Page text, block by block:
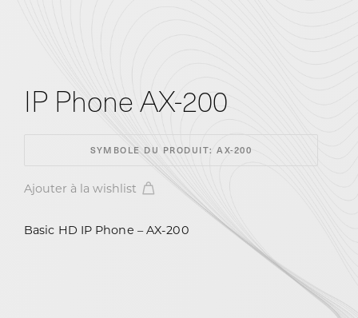
IP Phone AX-200
SYMBOLE DU PRODUIT: AX-200
Ajouter à la wishlist
Basic HD IP Phone – AX-200